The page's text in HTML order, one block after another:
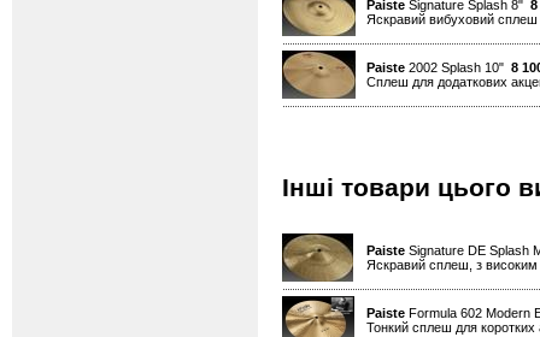
Paiste Signature Splash 8" 8
Яскравий вибуховий сплеш
Paiste 2002 Splash 10" 8
Cплеш для додаткових
Інші товари цього
Paiste Signature DE Splash
Яскравий сплеш, з високим
Paiste Formula 602 Modern
Тонкий сплеш для коротких